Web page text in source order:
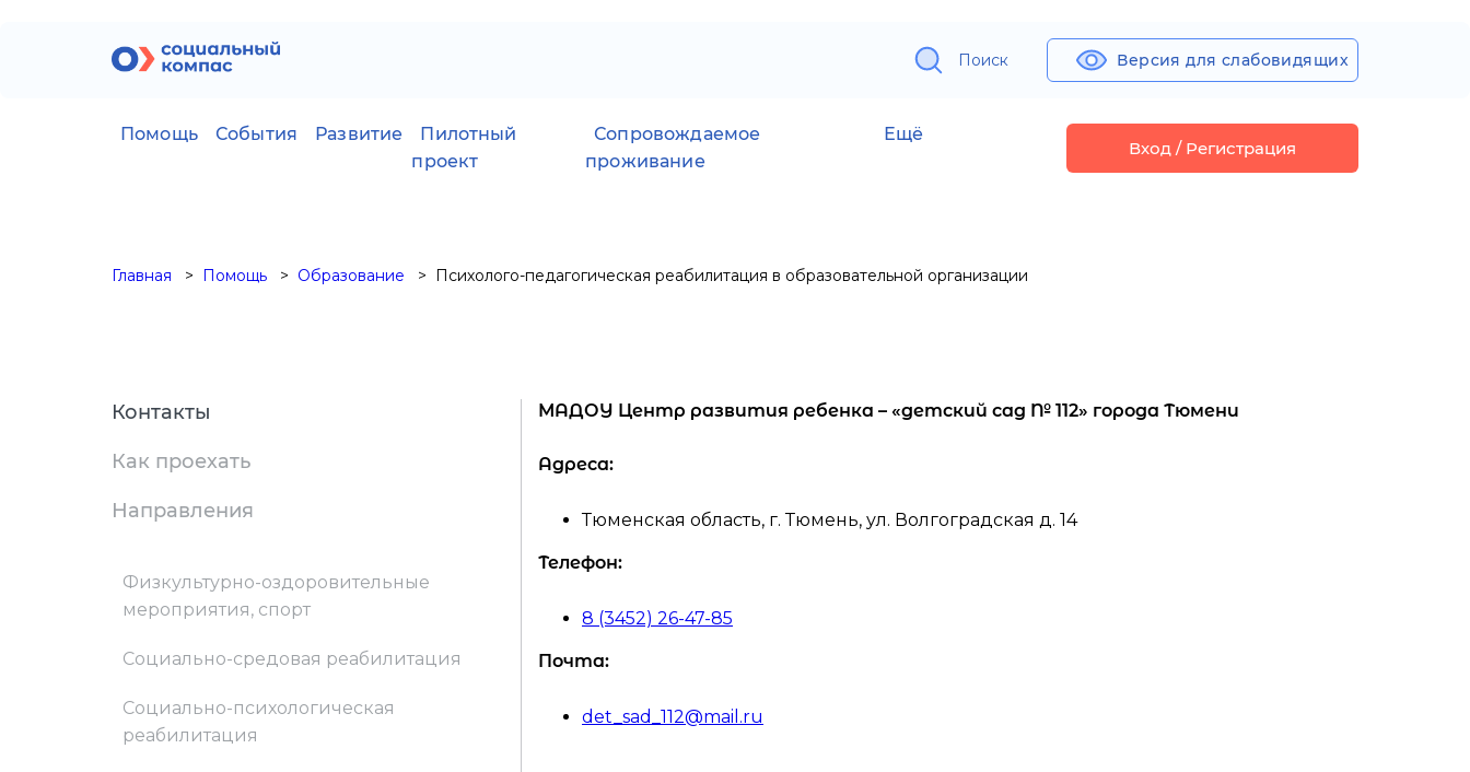
Поиск Версия для слабовидящих
Помощь События Развитие
Пилотный
проект
Сопровождаемое
проживание
Ещё
Вход / Регистрация
Главная Помощь Образование Психолого-педагогическая реабилитация в образовательной организации
Контакты
Как проехать
Направления
Физкультурно-оздоровительные
мероприятия, спорт
Социально-средовая реабилитация
Социально-психологическая
реабилитация
МАДОУ Центр развития ребенка – «детский сад № 112» города Тюмени
Адреса:
Тюменская область, г. Тюмень, ул. Волгоградская д. 14
Телефон:
8 (3452) 26-47-85
Почта:
det_sad_112@mail.ru